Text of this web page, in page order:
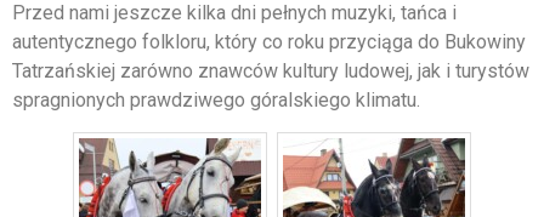
Przed nami jeszcze kilka dni pełnych muzyki, tańca i
autentycznego folkloru, który co roku przyciąga do Bukowiny
Tatrzańskiej zarówno znawców kultury ludowej, jak i turystów
spragnionych prawdziwego góralskiego klimatu.